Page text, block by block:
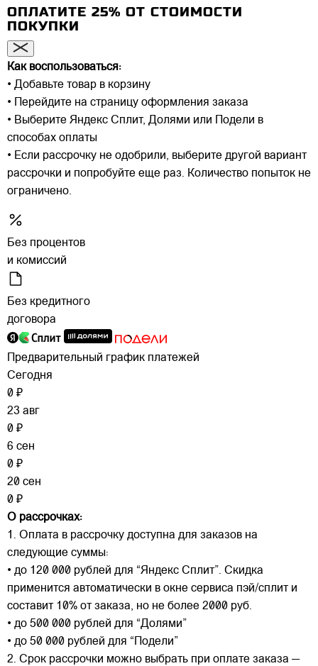
ОПЛАТИТЕ 25% ОТ СТОИМОСТИ
ПОКУПКИ
Как воспользоваться:
• Добавьте товар в корзину
• Перейдите на страницу оформления заказа
• Выберите Яндекс Сплит, Долями или Подели в
способах оплаты
• Если рассрочку не одобрили, выберите другой вариант
рассрочки и попробуйте еще раз. Количество попыток не
ограничено.
Без процентов
и комиссий
Без кредитного
договора
Предварительный график платежей
Сегодня
0 ₽
23 авг
0 ₽
6 сен
0 ₽
20 сен
0 ₽
О рассрочках:
1. Оплата в рассрочку доступна для заказов на
следующие суммы:
• до 120 000 рублей для “Яндекс Сплит”. Скидка
применится автоматически в окне сервиса пэй/сплит и
составит 10% от заказа, но не более 2000 руб.
• до 500 000 рублей для “Долями”
• до 50 000 рублей для “Подели”
2. Срок рассрочки можно выбрать при оплате заказа —